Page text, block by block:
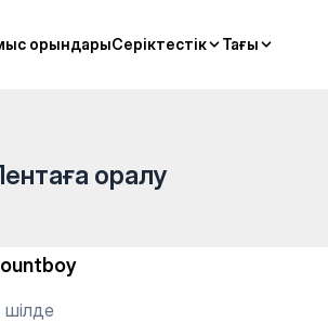
орындарыСеріктестік Тағы
орындарыСеріктестік Тағы
Батыра — Gym
оралу
шілде